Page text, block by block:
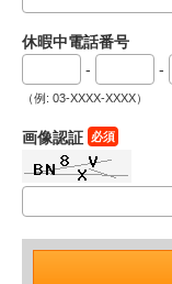
休暇中電話番号
-
-
（例: 03-XXXX-XXXX）
画像認証 必須